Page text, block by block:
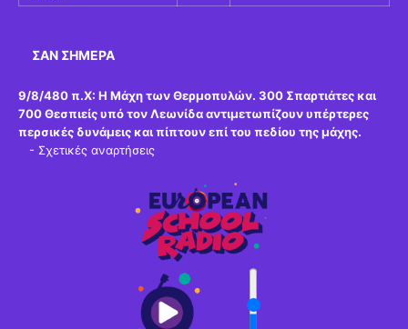
ΣΑΝ ΣΉΜΕΡΑ
9/8/480 π.Χ: Η Μάχη των Θερμοπυλών. 300 Σπαρτιάτες και
700 Θεσπιείς υπό τον Λεωνίδα αντιμετωπίζουν υπέρτερες
περσικές δυνάμεις και πίπτουν επί του πεδίου της μάχης.
- Σχετικές αναρτήσεις